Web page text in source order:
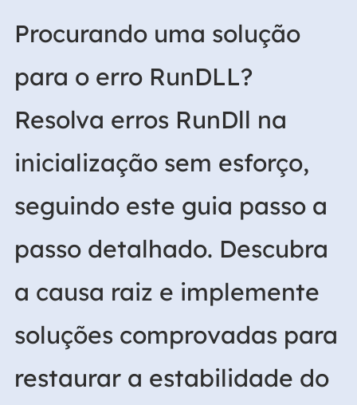
Procurando uma solução
para o erro RunDLL?
Resolva erros RunDll na
inicialização sem esforço,
seguindo este guia passo a
passo detalhado. Descubra
a causa raiz e implemente
soluções comprovadas para
restaurar a estabilidade do